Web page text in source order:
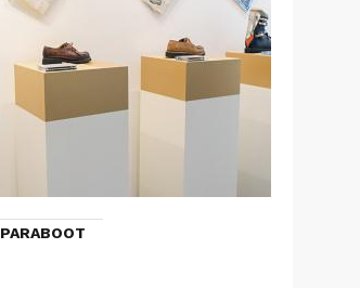
PARABOOT